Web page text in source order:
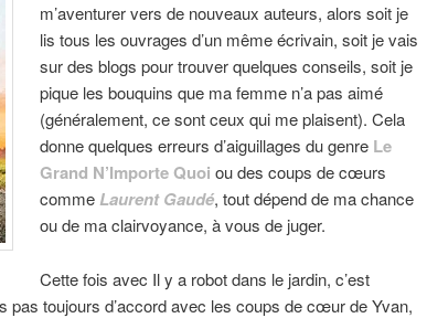
m’aventurer vers de nouveaux auteurs, alors soit je
lis tous les ouvrages d’un même écrivain, soit je vais
sur des blogs pour trouver quelques conseils, soit je
pique les bouquins que ma femme n’a pas aimé
(généralement, ce sont ceux qui me plaisent). Cela
donne quelques erreurs d’aiguillages du genre Le
Grand N’Importe Quoi ou des coups de cœurs
comme Laurent Gaudé, tout dépend de ma chance
ou de ma clairvoyance, à vous de juger.
Cette fois avec Il y a robot dans le jardin, c’est
pas toujours d’accord avec les coups de cœur de Yvan,